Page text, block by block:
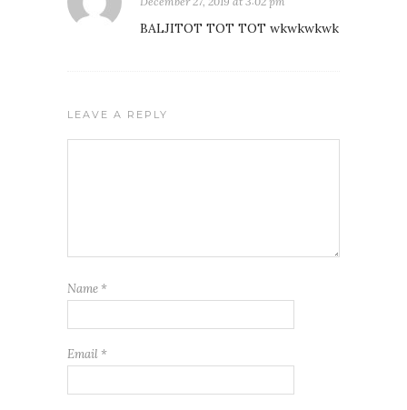
BALJITOT TOT TOT wkwkwkwk
LEAVE A REPLY
Name *
Email *